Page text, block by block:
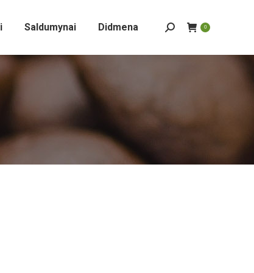
Saldumynai Didmena Search: 0